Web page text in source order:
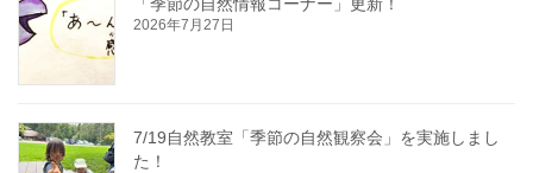
「季節の自然情報コーナー」更新！
2026年7月27日
7/19自然教室「季節の自然観察会」を実施しまし
た！